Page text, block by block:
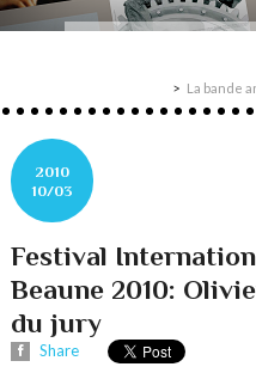
La bande
2010
10/03
Festival
Beaune 2010:
du jury
Share